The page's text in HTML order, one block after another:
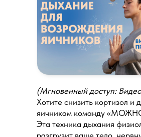
(Мгновенный доступ:
Хотите снизить кортизол и
яичникам команду
Эта техника дыхания
разгрузит ваше тело,